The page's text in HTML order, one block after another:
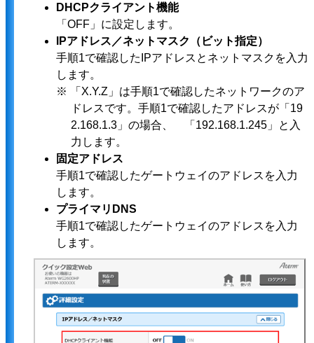
DHCPクライアント機能
「OFF」に設定します。
IPアドレス／ネットマスク（ビット指定）
手順1で確認したIPアドレスとネットマスクを入力
します。
※ 「X.Y.Z」は手順1で確認したネットワークのア
ドレスです。手順1で確認したアドレスが「19
2.168.1.3」の場合、 「192.168.1.245」と入
力します。
固定アドレス
手順1で確認したゲートウェイのアドレスを入力
します。
プライマリDNS
手順1で確認したゲートウェイのアドレスを入力
します。